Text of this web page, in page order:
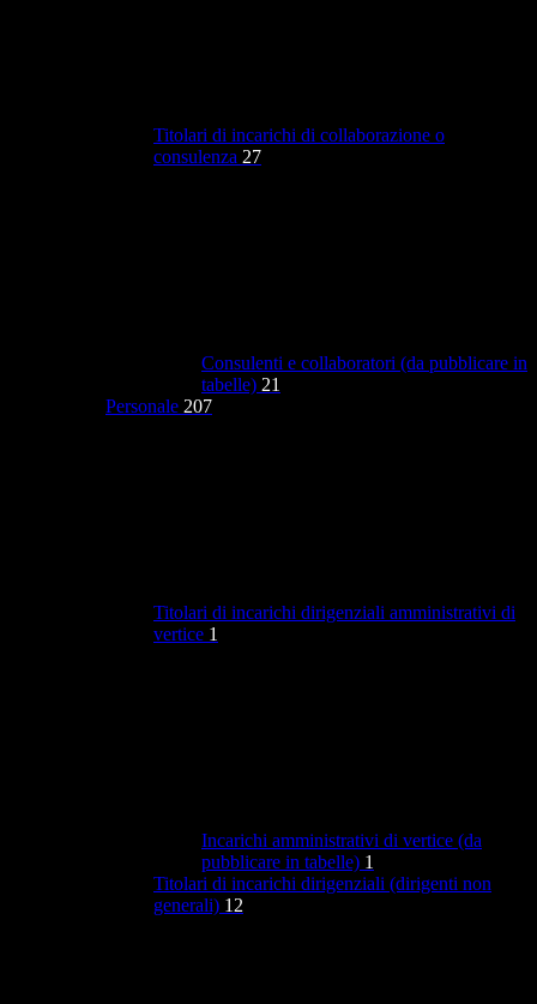
Titolari di incarichi di collaborazione o
consulenza 27
Consulenti e collaboratori (da pubblicare in
tabelle) 21
Personale 207
Titolari di incarichi dirigenziali amministrativi di
vertice 1
Incarichi amministrativi di vertice (da
pubblicare in tabelle) 1
Titolari di incarichi dirigenziali (dirigenti non
generali) 12